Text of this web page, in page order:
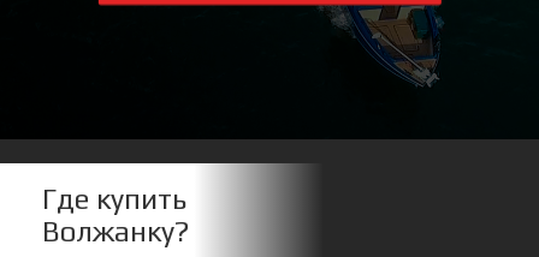
Где купить
Волжанку?